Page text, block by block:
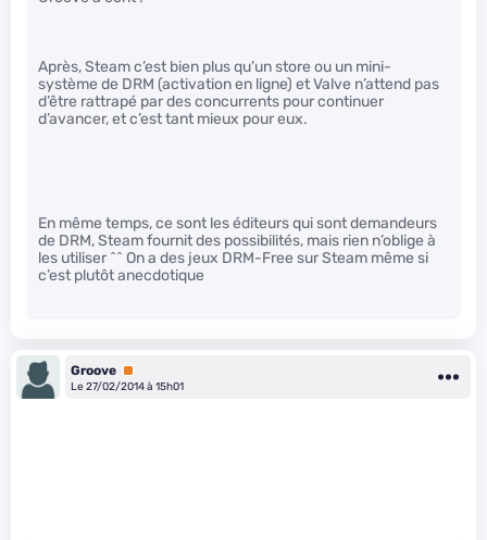
Après, Steam c’est bien plus qu’un store ou un mini-
système de DRM (activation en ligne) et Valve n’attend pas
d’être rattrapé par des concurrents pour continuer
d’avancer, et c’est tant mieux pour eux.
En même temps, ce sont les éditeurs qui sont demandeurs
de DRM, Steam fournit des possibilités, mais rien n’oblige à
les utiliser ^^ On a des jeux DRM-Free sur Steam même si
c’est plutôt anecdotique
Groove Premium
Le 27/02/2014 à 15h01